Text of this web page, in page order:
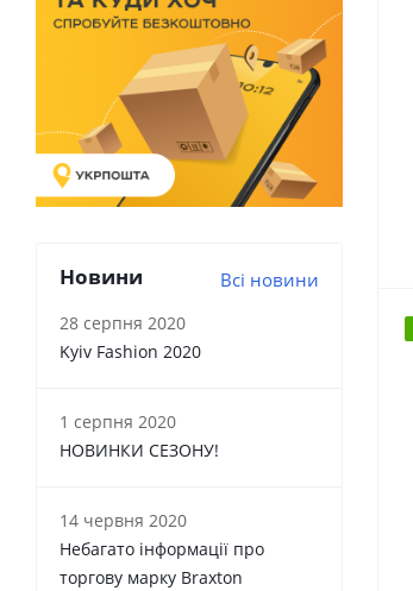
світло сірий (12)
світло-бежевий (1)
темна кава (3)
темно синій (
)
темно-бежевий (
темно-сірий (6)
червоний (2
чорний (43)
Новини Всі новини
28 серпня 2020
Kyiv Fashion 2020
1 серпня 2020
НОВИНКИ СЕЗОНУ!
14 червня 2020
Небагато інформації про
торгову марку Braxton